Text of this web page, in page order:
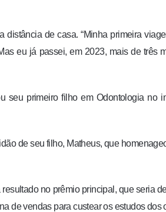
distância de casa. “Minha primeira
eu já passei, em 2023, mais de três
seu primeiro filho em Odontologia no
de seu filho, Matheus, que
no prêmio principal, que seria
de vendas para custear os estudos dos